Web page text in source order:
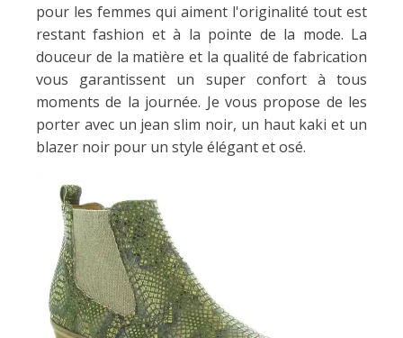
pour les femmes qui aiment l'originalité tout est
restant fashion et à la pointe de la mode. La
douceur de la matière et la qualité de fabrication
vous garantissent un super confort à tous
moments de la journée. Je vous propose de les
porter avec un jean slim noir, un haut kaki et un
blazer noir pour un style élégant et osé.